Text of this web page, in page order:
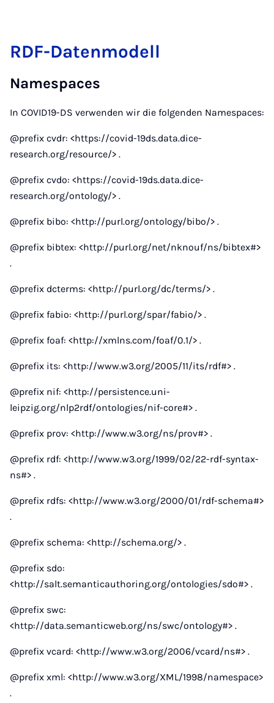
RDF-Datenmodell
Namespaces
In COVID19-DS verwenden wir die folgenden Namespaces:
@prefix cvdr: <https://covid-19ds.data.dice-
research.org/resource/> .
@prefix cvdo: <https://covid-19ds.data.dice-
research.org/ontology/> .
@prefix bibo: <http://purl.org/ontology/bibo/> .
@prefix bibtex: <http://purl.org/net/nknouf/ns/bibtex#>
.
@prefix dcterms: <http://purl.org/dc/terms/> .
@prefix fabio: <http://purl.org/spar/fabio/> .
@prefix foaf: <http://xmlns.com/foaf/0.1/> .
@prefix its: <http://www.w3.org/2005/11/its/rdf#> .
@prefix nif: <http://persistence.uni-
leipzig.org/nlp2rdf/ontologies/nif-core#> .
@prefix prov: <http://www.w3.org/ns/prov#> .
@prefix rdf: <http://www.w3.org/1999/02/22-rdf-syntax-
ns#> .
@prefix rdfs: <http://www.w3.org/2000/01/rdf-schema#>
.
@prefix schema: <http://schema.org/> .
@prefix sdo:
<http://salt.semanticauthoring.org/ontologies/sdo#> .
@prefix swc:
<http://data.semanticweb.org/ns/swc/ontology#> .
@prefix vcard: <http://www.w3.org/2006/vcard/ns#> .
@prefix xml: <http://www.w3.org/XML/1998/namespace>
.